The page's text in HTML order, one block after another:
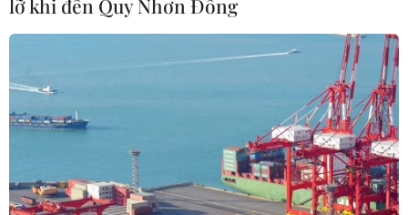
Ukraine tiếp tục dội UAV vào
kho hàng của nền tảng bán lẻ lớn tại
Nga
Lãnh đạo EU kêu gọi 'hành động
lỡ khi đến Quy Nhơn Đông